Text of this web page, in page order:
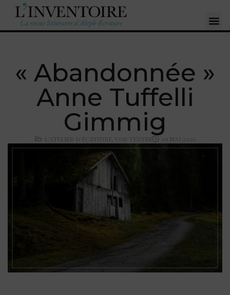
« Abandonnée »
Anne Tuffelli
Gimmig
L'ATELIER D'ÉCRITURE VOS TEXTES 05 MAI 2026